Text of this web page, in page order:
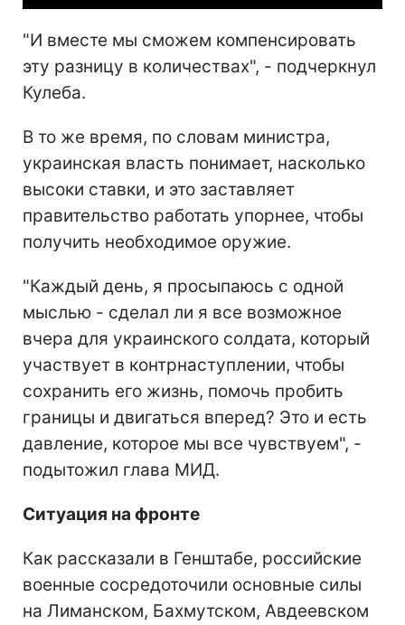
"И вместе мы сможем компенсировать
эту разницу в количествах", - подчеркнул
Кулеба.
В то же время, по словам министра,
украинская власть понимает, насколько
высоки ставки, и это заставляет
правительство работать упорнее, чтобы
получить необходимое оружие.
"Каждый день, я просыпаюсь с одной
мыслью - сделал ли я все возможное
вчера для украинского солдата, который
участвует в контрнаступлении, чтобы
сохранить его жизнь, помочь пробить
границы и двигаться вперед? Это и есть
давление, которое мы все чувствуем", -
подытожил глава МИД.
Ситуация на фронте
Как рассказали в Генштабе, российские
военные сосредоточили основные силы
на Лиманском, Бахмутском, Авдеевском